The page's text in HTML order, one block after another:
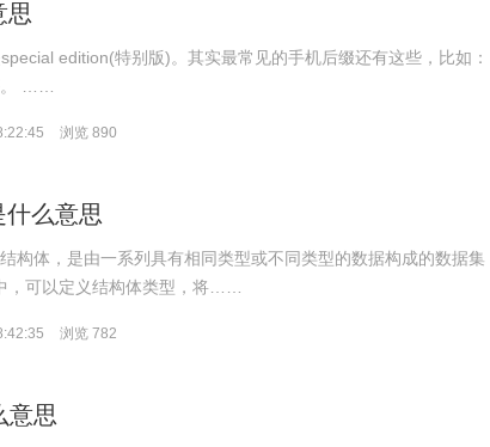
思
edition(特别版)。其实最常见的手机后缀还有这些，比如：
。 ……
浏览 890
么意思
构体，是由一系列具有相同类型或不同类型的数据构成的数据集
，可以定义结构体类型，将……
浏览 782
意思